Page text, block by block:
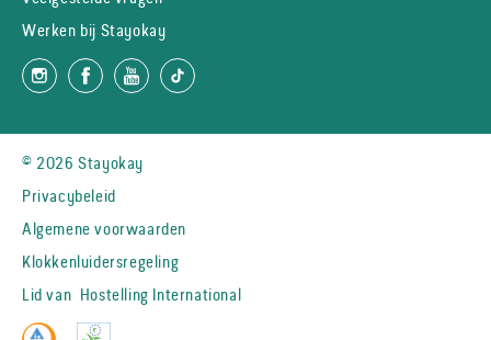
Werken bij Stayokay
© 2026 Stayokay
Privacybeleid
Algemene voorwaarden
Klokkenluidersregeling
Lid van Hostelling International